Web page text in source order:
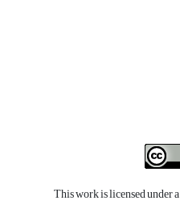
This work is licensed under a